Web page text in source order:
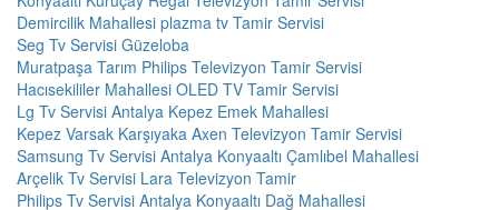
Demircilik Mahallesi plazma tv Tamir Servisi
Seg Tv Servisi Güzeloba
Muratpaşa Tarım Philips Televizyon Tamir Servisi
Hacısekililer Mahallesi OLED TV Tamir Servisi
Lg Tv Servisi Antalya Kepez Emek Mahallesi
Kepez Varsak Karşıyaka Axen Televizyon Tamir Servisi
Samsung Tv Servisi Antalya Konyaaltı Çamlıbel Mahallesi
Arçelik Tv Servisi Lara Televizyon Tamir
Philips Tv Servisi Antalya Konyaaltı Dağ Mahallesi